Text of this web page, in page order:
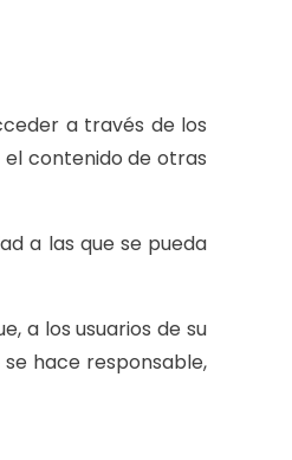
a través de los
contenido de otras
a las que se pueda
a los usuarios de su
se hace responsable,